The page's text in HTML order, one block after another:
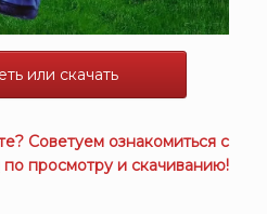
или скачать
Советуем ознакомиться с
по просмотру и скачиванию!